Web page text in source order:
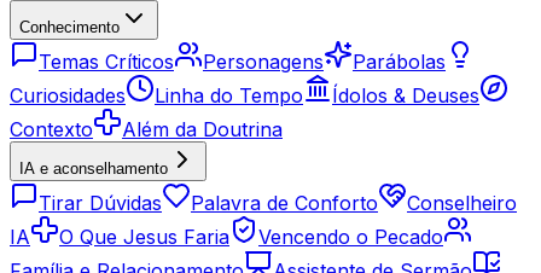
Conhecimento
Temas Críticos Personagens
Parábolas
Curiosidades
Linha do Tempo
Ídolos & Deuses
Contexto
Além da Doutrina
IA e aconselhamento
Tirar Dúvidas Palavra de Conforto
Conselheiro
IA
O Que Jesus Faria
Vencendo o Pecado